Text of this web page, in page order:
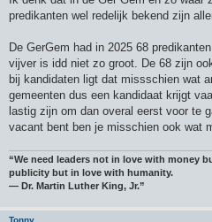
predikanten wel redelijk bekend zijn
De GerGem had in 2025 68
vijver is idd niet zo groot. De 68 zijn
bij kandidaten ligt dat missschien wat
gemeenten dus een kandidaat krijgt
lastig zijn om dan overal eerst voor te
vacant bent ben je misschien ook wat
“We need leaders not in love with money
publicity but in love with humanity.
― Dr. Martin Luther King, Jr.”